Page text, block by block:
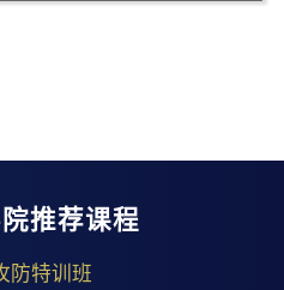
推荐课程
防特训班